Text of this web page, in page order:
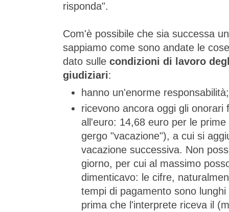
risponda".
Com'è possibile che sia successa
sappiamo come sono andate le
dato sulle condizioni di lavoro
giudiziari:
hanno un'enorme responsabilità;
ricevono ancora oggi gli onorari
all'euro: 14,68 euro per le
gergo "vacazione"), a cui si
vacazione successiva. Non
giorno, per cui al massimo
dimenticavo: le cifre,
tempi di pagamento sono
prima che l'interprete riceva il